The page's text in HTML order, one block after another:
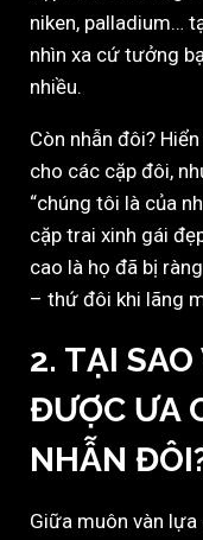
niken, palladium…
nhìn xa cứ tưởng
nhiều.
Còn nhẫn đôi?
cho các cặp đôi,
“chúng tôi là của
cặp trai xinh gái
cao là họ đã bị
– thứ đôi khi lãng
2. TẠI
ĐƯỢC ƯA
NHẪN
Giữa muôn vàn